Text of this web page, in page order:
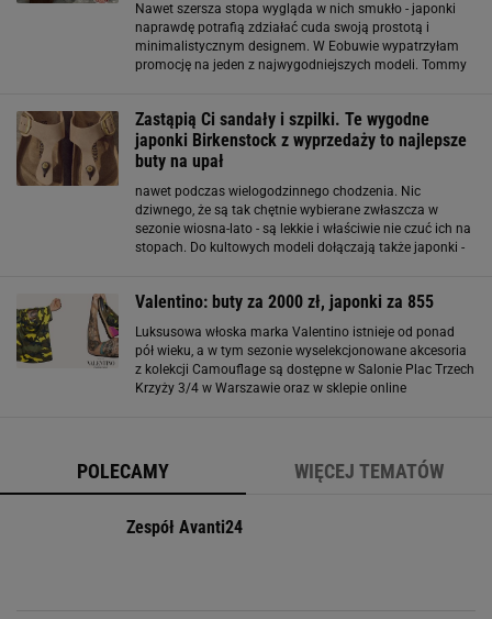
Nawet szersza stopa wygląda w nich smukło - japonki
naprawdę potrafią zdziałać cuda swoją prostotą i
minimalistycznym designem. W Eobuwie wypatrzyłam
promocję na jeden z najwygodniejszych modeli. Tommy
Zastąpią Ci sandały i szpilki. Te wygodne
japonki Birkenstock z wyprzedaży to najlepsze
buty na upał
nawet podczas wielogodzinnego chodzenia. Nic
dziwnego, że są tak chętnie wybierane zwłaszcza w
sezonie wiosna-lato - są lekkie i właściwie nie czuć ich na
stopach. Do kultowych modeli dołączają także japonki -
Valentino: buty za 2000 zł, japonki za 855
Luksusowa włoska marka Valentino istnieje od ponad
pół wieku, a w tym sezonie wyselekcjonowane akcesoria
z kolekcji Camouflage są dostępne w Salonie Plac Trzech
Krzyży 3/4 w Warszawie oraz w sklepie online
POLECAMY WIĘCEJ TEMATÓW
Zespół Avanti24